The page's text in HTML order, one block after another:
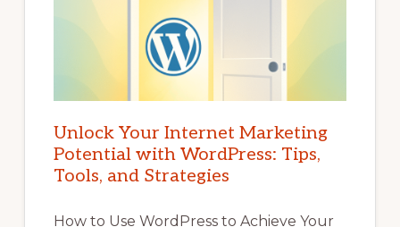
Unlock Your Internet Marketing
Potential with WordPress: Tips,
Tools, and Strategies
How to Use WordPress to Achieve Your